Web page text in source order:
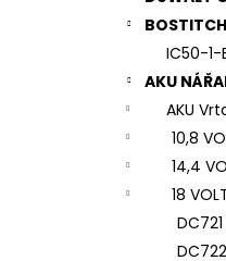
BOSTITCH
IC50-1-
AKU
AKU
10,8
14,4
18
DC721
7# N196034
944 Kč